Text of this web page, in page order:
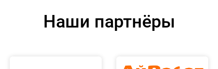
Наши партнёры